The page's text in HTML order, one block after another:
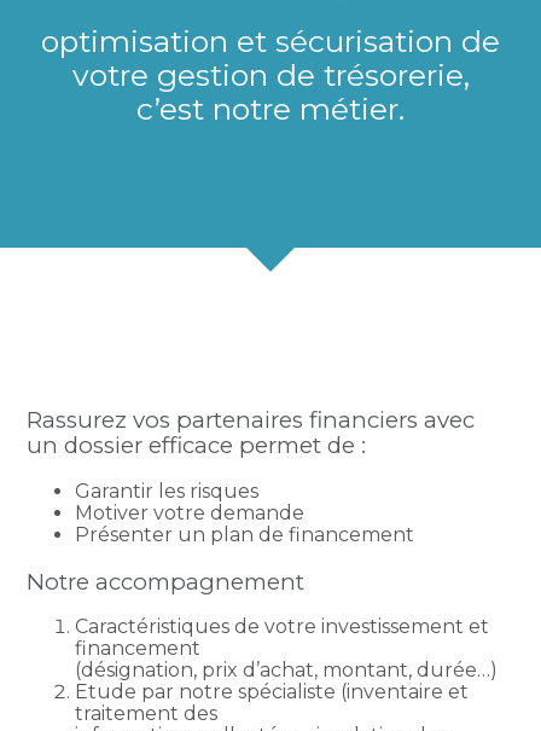
optimisation et sécurisation de
votre gestion de trésorerie,
c’est notre métier.
Rassurez vos partenaires financiers avec
un dossier efficace permet de :
Garantir les risques
Motiver votre demande
Présenter un plan de financement
Notre accompagnement
Caractéristiques de votre investissement et
financement
(désignation, prix d’achat, montant, durée…)
Etude par notre spécialiste (inventaire et
traitement des